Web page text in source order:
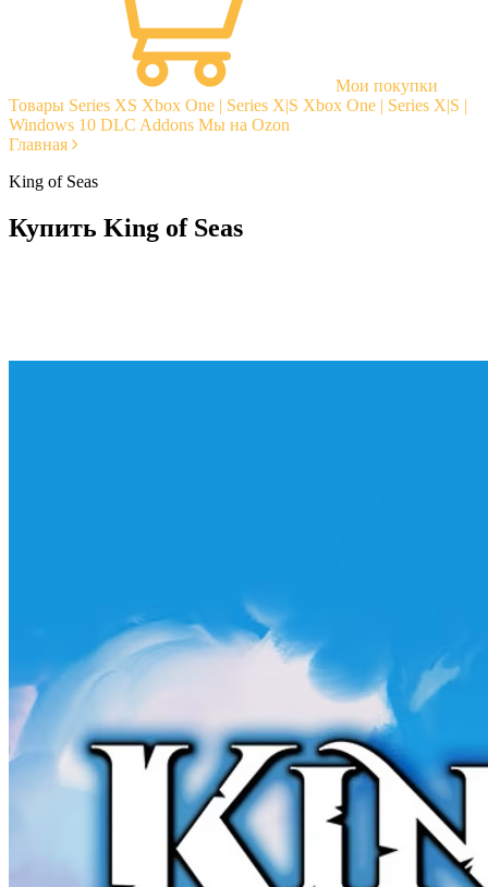
Мои покупки
Товары Series XS Xbox One | Series X|S Xbox One | Series X|S |
Windows 10 DLC Addons Мы на Ozon
Главная
King of Seas
Купить King of Seas